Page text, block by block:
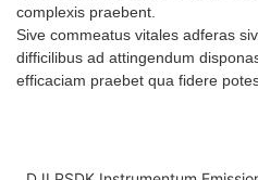
complexis praebent.
Sive commeatus vitales adferas
difficilibus ad attingendum
efficaciam praebet qua fidere